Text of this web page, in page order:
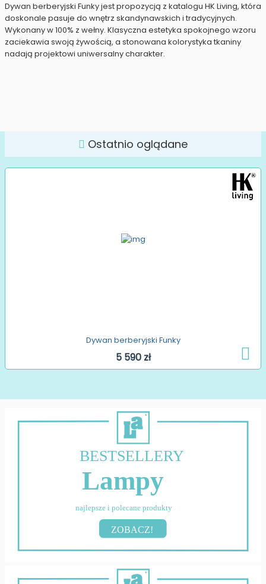
Dywan berberyjski Funky jest propozycją z katalogu HK Living, która
doskonale pasuje do wnętrz skandynawskich i tradycyjnych.
Wykonany w 100% z wełny. Klasyczna estetyka spokojnego wzoru
zaciekawia swoją żywością, a stonowana kolorystyka tkaniny
nadają projektowi uniwersalny charakter.
Ostatnio oglądane
Dywan berberyjski Funky
5 590 zł
BESTSELLERY
Lampy
najlepsze i polecane produkty
ZOBACZ!